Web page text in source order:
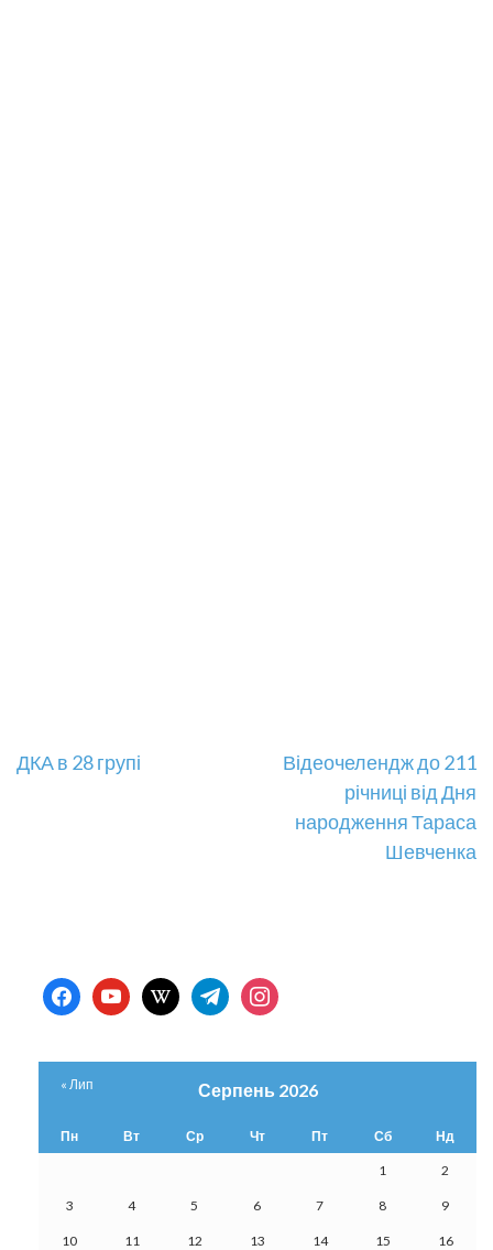
Навігація
ДКА в 28 групі
Відеочелендж до 211
річниці від Дня
народження Тараса
Шевченка
facebookyoutubewikipediatelegraminstagram
Серпень 2026
Пн Вт Ср Чт Пт Сб Нд
1 2
3 4 5 6 7 8 9
10 11 12 13 14 15 16
« Лип